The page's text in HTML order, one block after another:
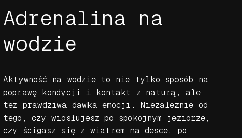
Adrenalina na
wodzie
Aktywność na wodzie to nie tylko sposób na
poprawę kondycji i kontakt z naturą, ale
też prawdziwa dawka emocji. Niezależnie od
tego, czy wiosłujesz po spokojnym jeziorze,
czy ścigasz się z wiatrem na desce, po